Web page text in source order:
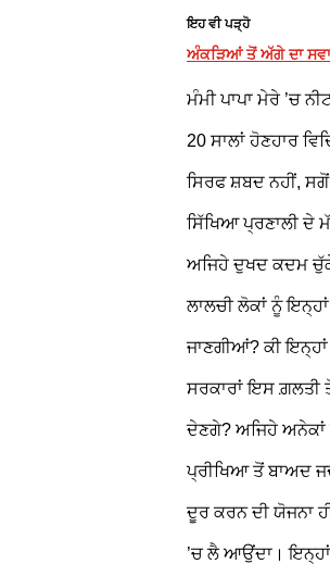
ਇਹ ਵੀ ਪੜ੍ਹੋ
ਅੰਕੜਿਆਂ ਤੋਂ ਅੱਗੇ ਦਾ
ਮੰਮੀ ਪਾਪਾ ਮੇਰੇ ’ਚ
20 ਸਾਲਾਂ ਹੋਣਹਾਰ
ਸਿਰਫ ਸ਼ਬਦ ਨਹੀਂ,
ਸਿੱਖਿਆ ਪ੍ਰਣਾਲੀ ਦੇ
ਅਜਿਹੇ ਦੁਖਦ ਕਦਮ
ਲਾਲਚੀ ਲੋਕਾਂ ਨੂੰ
ਜਾਣਗੀਆਂ? ਕੀ
ਸਰਕਾਰਾਂ ਇਸ ਗ਼ਲਤੀ
ਦੇਣਗੇ? ਅਜਿਹੇ ਅਨੇਕਾਂ
ਪ੍ਰੀਖਿਆ ਤੋਂ ਬਾਅਦ
ਦੂਰ ਕਰਨ ਦੀ ਯੋਜਨਾ
’ਚ ਲੈ ਆਉਂਦਾ। ਇਨ੍ਹਾਂ